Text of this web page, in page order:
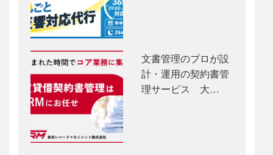
文書管理のプロが設
計・運用の契約書管
理サービス 大…